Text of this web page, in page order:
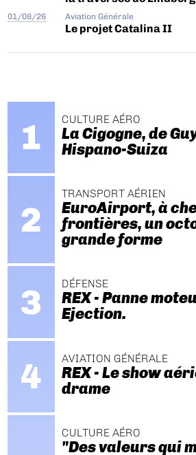
01/08/26 Aviation Générale
Le projet Catalina II
CULTURE AÉRO
La Cigogne, de
Hispano-Suiza
TRANSPORT AÉRIEN
EuroAirport, à
frontières, un
grande forme
DÉFENSE
REX - Panne
Ejection.
AVIATION GÉNÉRALE
REX - Le show
drame
CULTURE AÉRO
"Des valeurs qui